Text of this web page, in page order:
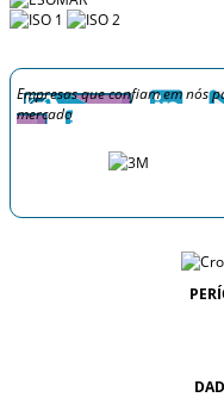
Empresas que confiam em nós
mercado